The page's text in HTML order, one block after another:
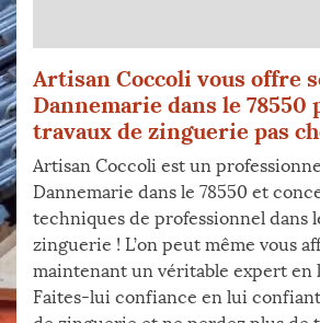
Artisan Coccoli vous offre
Dannemarie dans le 78550
travaux de zinguerie pas
Artisan Coccoli est un
Dannemarie dans le 78550 et
techniques de professionnel dans
zinguerie ! L’on peut même vous
maintenant un véritable expert en
Faites-lui confiance en lui